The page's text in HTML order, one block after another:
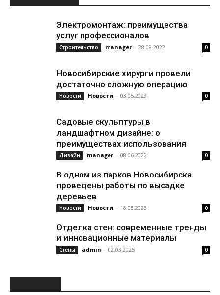
Электромонтаж: преимущества
услуг профессионалов
Строительство manager - 28.08.2022 0
Новосибирские хирурги провели
достаточно сложную операцию
Новости Новости - 03.05.2023 0
Садовые скульптуры в
ландшафтном дизайне: о
преимуществах использования
Дизайн manager - 08.06.2022 0
В одном из парков Новосибирска
проведены работы по высадке
деревьев
Новости Новости - 18.08.2023 0
Отделка стен: современные тренды
и инновационные материалы
Стены admin - 02.03.2025 0